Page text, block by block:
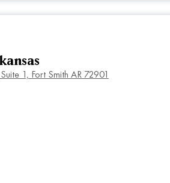
1, Fort Smith AR 72901